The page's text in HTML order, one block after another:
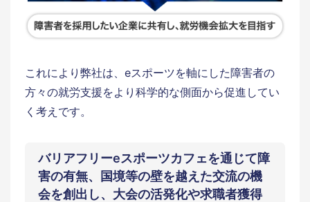
これにより弊社は、eスポーツを軸にした障害者の
方々の就労支援をより科学的な側面から促進してい
く考えです。
バリアフリーeスポーツカフェを通じて障
害の有無、国境等の壁を越えた交流の機
会を創出し、大会の活発化や求職者獲得